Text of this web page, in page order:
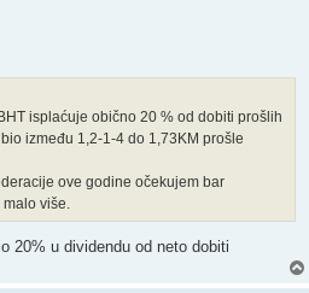
isplaćuje obično 20 % od dobiti prošlih
između 1,2-1-4 do 1,73KM prošle
ove godine očekujem bar
više.
20% u dividendu od neto dobiti